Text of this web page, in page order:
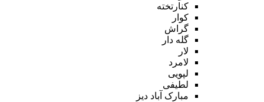
کنارتخته
کوار
گراش
گله دار
لار
لامرد
لپویی
لطیفی
مبارک آباد دیز